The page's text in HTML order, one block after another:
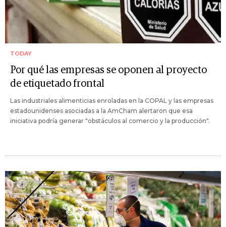
TODAY
Por qué las empresas se oponen al proyecto
de etiquetado frontal
Las industriales alimenticias enroladas en la COPAL y las empresas
estadounidenses asociadas a la AmCham alertaron que esa
iniciativa podría generar "obstáculos al comercio y la producción".